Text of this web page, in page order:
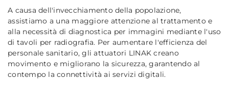
A causa dell'invecchiamento della popolazione,
assistiamo a una maggiore attenzione al trattamento e
alla necessità di diagnostica per immagini mediante l'uso
di tavoli per radiografia. Per aumentare l'efficienza del
personale sanitario, gli attuatori LINAK creano
movimento e migliorano la sicurezza, garantendo al
contempo la connettività ai servizi digitali.